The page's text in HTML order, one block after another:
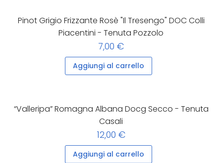
Pinot Grigio Frizzante Rosè "Il Tresengo" DOC Colli
Piacentini - Tenuta Pozzolo
7,00 €
Aggiungi al carrello
“Valleripa” Romagna Albana Docg Secco - Tenuta
Casali
12,00 €
Aggiungi al carrello